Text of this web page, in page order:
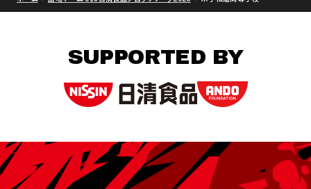
SUPPORTED BY